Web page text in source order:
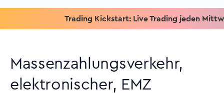
Trading Kickstart: Live Trading jeden Mittwoch
Massenzahlungsverkehr,
elektronischer, EMZ